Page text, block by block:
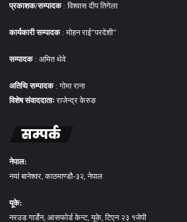
प्रकाशक/सम्पादक : विश्वास दीप तिगेला
कार्यकारी सम्पादक: मोहन राई”परदेशी”
सम्पादक: अमित थेवे
अतिथि सम्पादक: गोमा राना
विशेष संवाददाताःराजेन्द्र केरुङ
सम्पर्क
नेपाल:
नयां बानेश्वर, काठमाण्डौ-३२, नेपाल
यूके:
नरउड गार्डेन, आसफोर्ड केन्ट, यूके, टिएन २३ १जेपी